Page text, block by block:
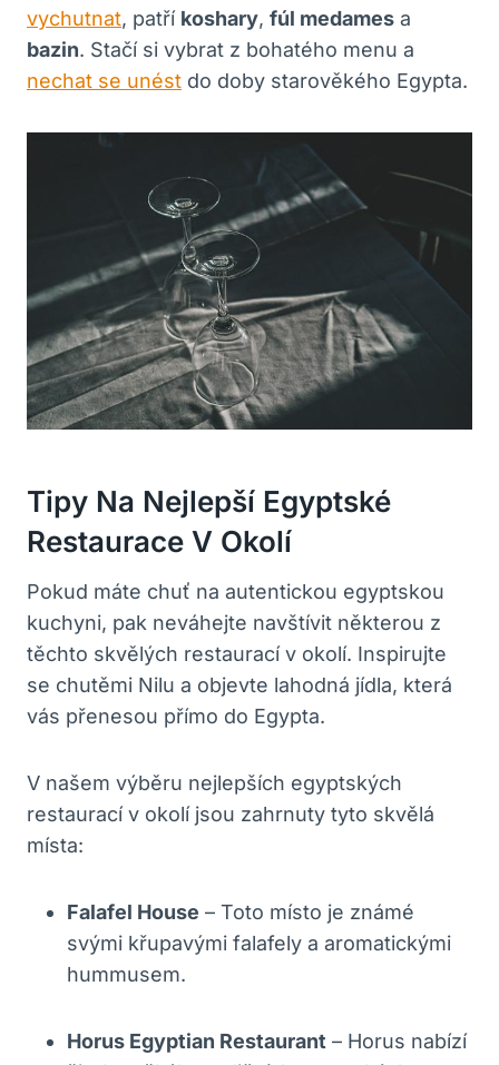
vychutnat, patří koshary, fúl medames a
bazin. Stačí si vybrat z bohatého menu a
nechat se unést do doby starověkého Egypta.
Tipy Na Nejlepší Egyptské
Restaurace V Okolí
Pokud máte chuť na autentickou egyptskou
kuchyni, pak neváhejte navštívit některou z
těchto skvělých restaurací v okolí. Inspirujte
se chutěmi Nilu a objevte lahodná jídla, která
vás přenesou přímo do Egypta.
V našem výběru nejlepších egyptských
restaurací v okolí jsou zahrnuty tyto skvělá
místa:
Falafel House – Toto místo je známé
svými křupavými falafely a aromatickými
hummusem.
Horus Egyptian Restaurant – Horus nabízí